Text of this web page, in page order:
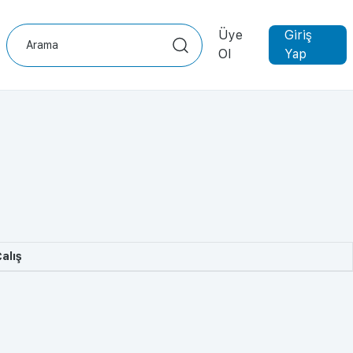
Üye
Ol
Giriş
Yap